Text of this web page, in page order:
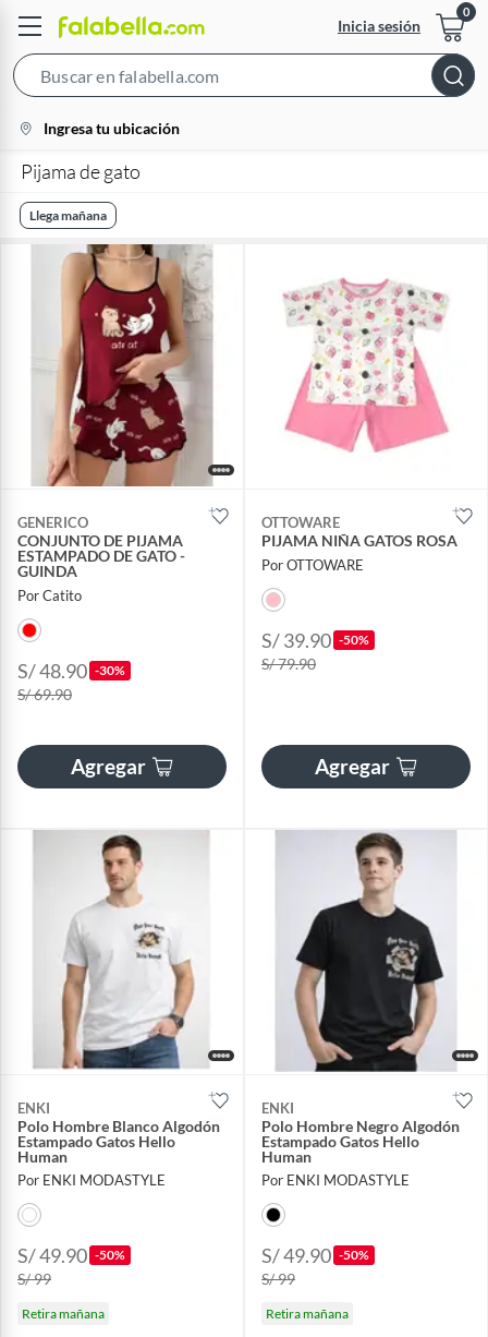
Inicia sesión
Bar
location-
icon
Ingresa tu ubicación
Pijama de gato
Llega mañana
GENERICO
CONJUNTO DE PIJAMA
ESTAMPADO DE GATO -
GUINDA
Por Catito
S/ 48.90 -30%
S/ 69.90
Agregar
OTTOWARE
PIJAMA NIÑA GATOS ROSA
Por OTTOWARE
S/ 39.90 -50%
S/ 79.90
Agregar
ENKI
Polo Hombre Blanco Algodón
Estampado Gatos Hello
Human
Por ENKI MODASTYLE
S/ 49.90 -50%
S/ 99
Retira mañana
ENKI
Polo Hombre Negro Algodón
Estampado Gatos Hello
Human
Por ENKI MODASTYLE
S/ 49.90 -50%
S/ 99
Retira mañana